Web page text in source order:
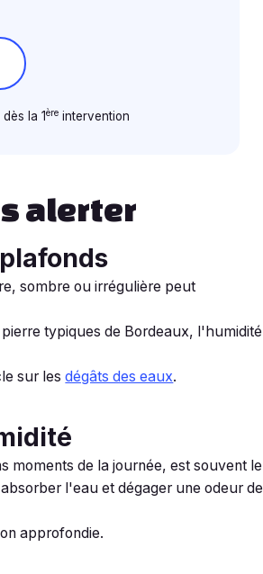
dès la 1ère intervention
alerter
sombre ou irrégulière peut
typiques de Bordeaux, l'humidité
sur lesdégâts des eaux.
moments de la journée, est souvent le
l'eau et dégager une odeur de
approfondie.